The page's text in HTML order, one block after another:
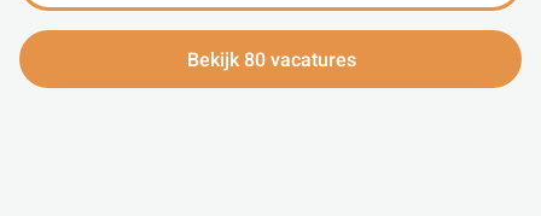
Bekijk 80 vacatures